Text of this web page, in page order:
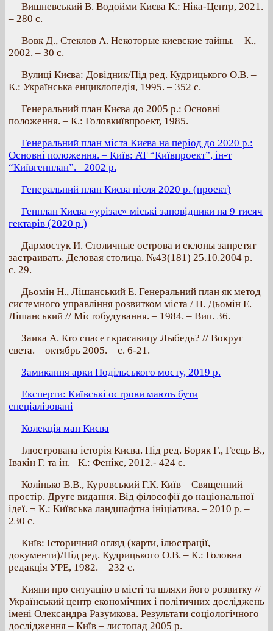
Вишневський В. Водойми Києва К.: Ніка-Центр, 2021.
– 280 с.
Вовк Д., Стеклов А. Некоторые киевские тайны. – К.,
2002. – 30 c.
Вулиці Києва: Довідник/Під ред. Кудрицького О.В. –
К.: Українська енциклопедія, 1995. – 352 с.
Генеральний план Києва до 2005 р.: Основні
положення. – К.: Головкиївпроект, 1985.
Генеральний план міста Києва на період до 2020 р.:
Основні положення. – Київ: АТ “Київпроект”, ін-т
“Київгенплан”.– 2002 р.
Генеральний план Києва після 2020 р. (проект)
Генплан Києва «урізає» міські заповідники на 9 тисяч
гектарів (2020 р.)
Дармостук И. Столичные острова и склоны запретят
застраивать. Деловая столица. №43(181) 25.10.2004 р. –
с. 29.
Дьомін Н., Лішанський Е. Генеральний план як метод
системного управління розвитком міста / Н. Дьомін Е.
Лішанський // Містобудування. – 1984. – Вип. 36.
Заика А. Кто спасет красавицу Лыбедь? // Вокруг
света. – октябрь 2005. – с. 6-21.
Замикання арки Подільського мосту, 2019 р.
Експерти: Київські острови мають бути
спеціалізовані
Колекція мап Києва
Ілюстрована історія Києва. Під ред. Боряк Г., Геєць В.,
Івакін Г. та ін.– К.: Фенікс, 2012.- 424 с.
Колінько В.В., Куровський Г.К. Київ – Священний
простір. Друге видання. Від філософії до національної
ідеї. ¬ К.: Київська ландшафтна ініціатива. – 2010 р. –
230 с.
Київ: Історичний огляд (карти, ілюстрації,
документи)/Під ред. Кудрицького О.В. – К.: Головна
редакція УРЕ, 1982. – 232 с.
Кияни про ситуацію в місті та шляхи його розвитку //
Український центр економічних і політичних досліджень
імені Олександра Разумкова. Результати соціологічного
дослідження – Київ – листопад 2005 р.